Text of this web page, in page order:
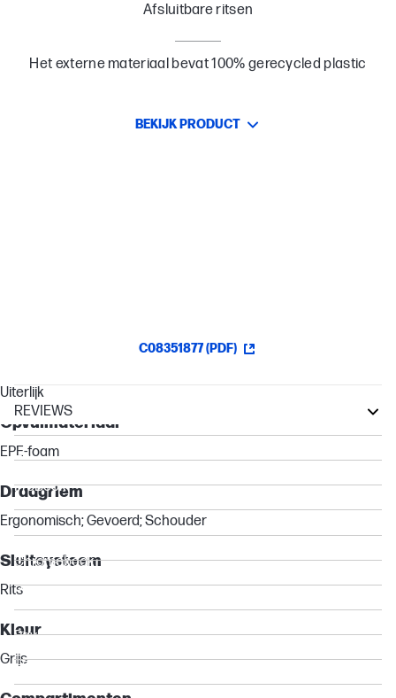
Afsluitbare ritsen
Het externe materiaal bevat 100% gerecycled plastic
BEKIJK PRODUCT
C08351877 (PDF)
Uiterlijk
Opvulmateriaal
EPE-foam
Draagriem
Ergonomisch; Gevoerd; Schouder
Sluitsysteem
Rits
Kleur
Grijs
REVIEWS
Other compatible products
ZBook
ProBook
EliteBook
Elite
Chromebook
Spectre
Pro
Pavilion
Essential
Envy